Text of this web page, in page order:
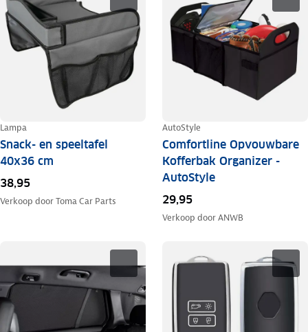
Lampa
Snack- en speeltafel
40x36 cm
38,95
Verkoop doorToma Car Parts
AutoStyle
Comfortline Opvouwbare
Kofferbak Organizer -
AutoStyle
29,95
Verkoop doorANWB